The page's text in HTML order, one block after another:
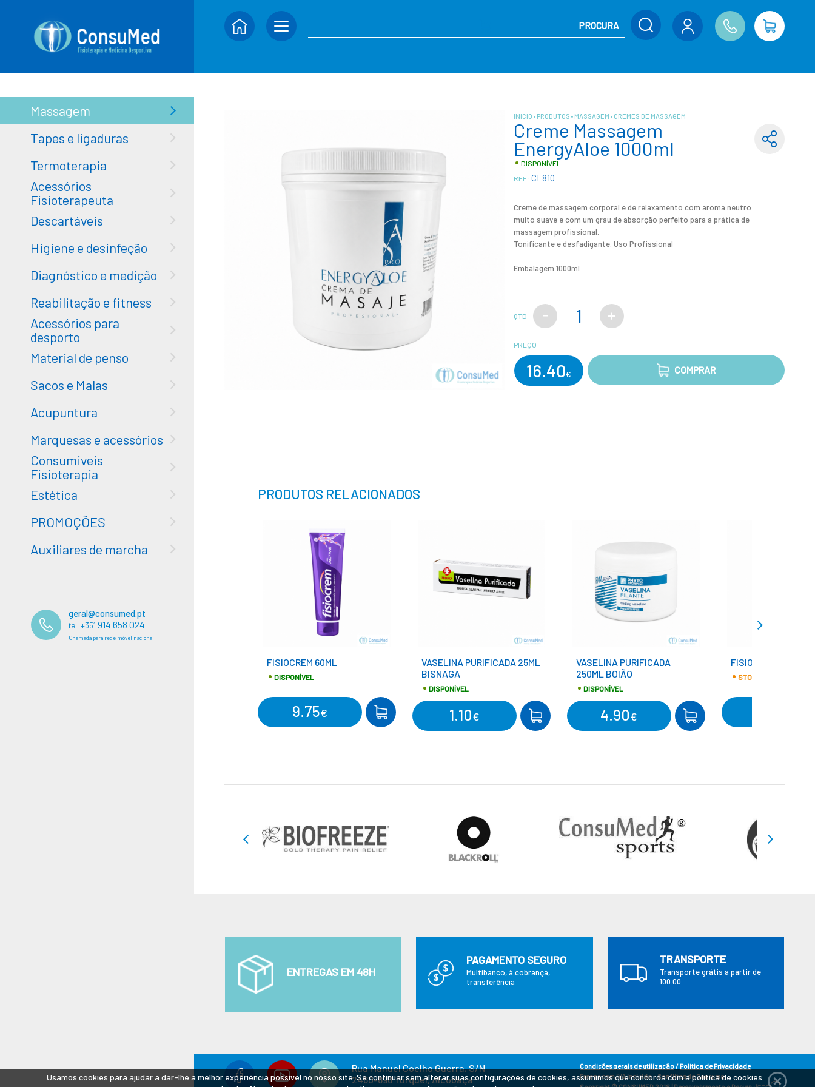
Massagem
Tapes e ligaduras
Termoterapia
Acessórios
Fisioterapeuta
Descartáveis
Higiene e desinfeção
Diagnóstico e medição
Reabilitação e fitness
Acessórios para
desporto
Material de penso
Sacos e Malas
Acupuntura
Marquesas e acessórios
Consumiveis
Fisioterapia
Estética
PROMOÇÕES
Auxiliares de marcha
geral@consumed.pt
tel. +351 914 658 024
Chamada para rede móvel nacional
INÍCIO PRODUTOS MASSAGEM CREMES DE MASSAGEM
Creme Massagem
EnergyAloe 1000ml
DISPONÍVEL
REF.: CF810
Creme de massagem corporal e de relaxamento com aroma neutro
muito suave e com um grau de absorção perfeito para a prática de
massagem profissional.
Tonificante e desfadigante. Uso Profissional
Embalagem 1000ml
QTD
PREÇO
16.40€ COMPRAR
PRODUTOS RELACIONADOS
FISIOCREM 60ML
DISPONÍVEL
9.75€ COMPRAR
VASELINA PURIFICADA 25ML
BISNAGA
DISPONÍVEL
1.10€ COMPRAR
VASELINA PURIFICADA
250ML BOIÃO
DISPONÍVEL
4.90€ COMPRAR
FISIOCREM
STOCK LIMITADO
ENTREGAS EM 48H
PAGAMENTO SEGURO
Multibanco, à cobrança,
transferência
TRANSPORTE
Transporte grátis a partir de
100.00
Rua Manuel Coelho Guerra, S/N
2460-896 Turquel, Alcobaça
Condições gerais de utilização/Política de Privacidade
Preços com IVA Incluído. Conflitos de Consumo
Usamos cookies para ajudar a dar-lhe a melhor experiência possível no nosso site. Se continuar sem alterar suas configurações de cookies, assumimos que concorda com a política de cookies